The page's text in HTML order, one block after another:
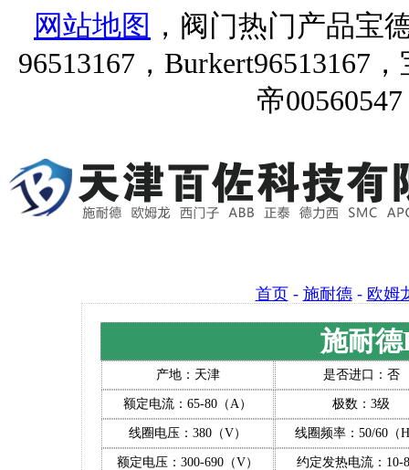
网站地图 ，阀门热门产品宝
96513167，Burkert96513167
帝
首页- 施耐德- 欧姆
施耐
产地：天津 是否进口：否
额定电流：65-80（A） 极数：3级
线圈电压：380（V） 线圈频率：50/60（
额定电压：300-690（V） 约定发热电流：10-